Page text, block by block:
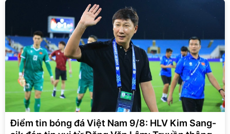
Điểm tin bóng đá Việt Nam 9/8: HLV Kim Sang-